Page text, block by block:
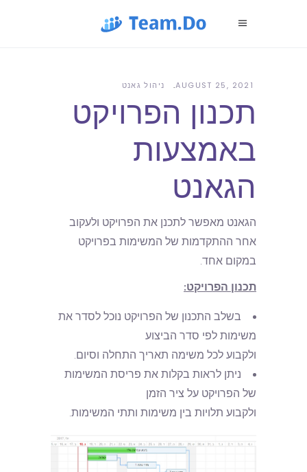
AUGUST 25, 2021 ניהול גאנט
תכנון הפרויקט
באמצעות
הגאנט
הגאנט מאפשר לתכנן את הפרויקט ולעקוב
אחר ההתקדמות של המשימות בפרויקט
במקום אחד.
תכנון הפרויקט:
בשלב התכנון של הפרויקט נוכל לסדר את
משימות לפי סדר הביצוע
ולקבוע לכל משימה תאריך התחלה וסיום.
ניתן לראות בקלות את פריסת המשימות
של הפרויקט על ציר הזמן
ולקבוע תלויות בין משימות ותתי המשימות.